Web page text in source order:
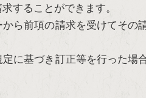
することができます。
ら前項の請求を受けてその
に基づき訂正等を行った場